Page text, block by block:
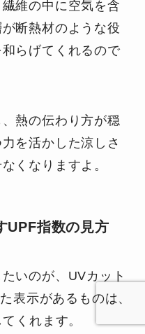
維の中に空気を含
断熱材のような役
らげてくれるので
熱の伝わり方が穏
を活かした涼しさ
くなりますよ。
UPF指数の見方
いのが、UVカット
表示があるものは、
くれます。